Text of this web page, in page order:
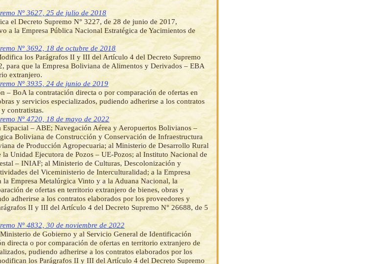
Nº 3627, 25 de julio de 2018
el Decreto Supremo N° 3227, de 28 de junio de 2017,
a la Empresa Pública Nacional Estratégica de Yacimientos de
Nº 3692, 18 de octubre de 2018
los Parágrafos II y III del Artículo 4 del Decreto Supremo
para que la Empresa Boliviana de Alimentos y Derivados – EBA
extranjero.
Nº 3935, 24 de junio de 2019
– BoA la contratación directa o por comparación de ofertas en
y servicios especializados, pudiendo adherirse a los contratos
contratistas.
Nº 4720, 18 de mayo de 2022
– ABE; Navegación Aérea y Aeropuertos Bolivianos –
Boliviana de Construcción y Conservación de Infraestructura
de Producción Agropecuaria; al Ministerio de Desarrollo Rural
la Unidad Ejecutora de Pozos – UE-Pozos; al Instituto Nacional de
– INIAF; al Ministerio de Culturas, Descolonización y
del Viceministerio de Interculturalidad; a la Empresa
la Empresa Metalúrgica Vinto y a la Aduana Nacional, la
de ofertas en territorio extranjero de bienes, obras y
adherirse a los contratos elaborados por los proveedores y
II y III del Artículo 4 del Decreto Supremo N° 26688, de 5
Nº 4832, 30 de noviembre de 2022
de Gobierno y al Servicio General de Identificación
directa o por comparación de ofertas en territorio extranjero de
pudiendo adherirse a los contratos elaborados por los
los Parágrafos II y III del Artículo 4 del Decreto Supremo